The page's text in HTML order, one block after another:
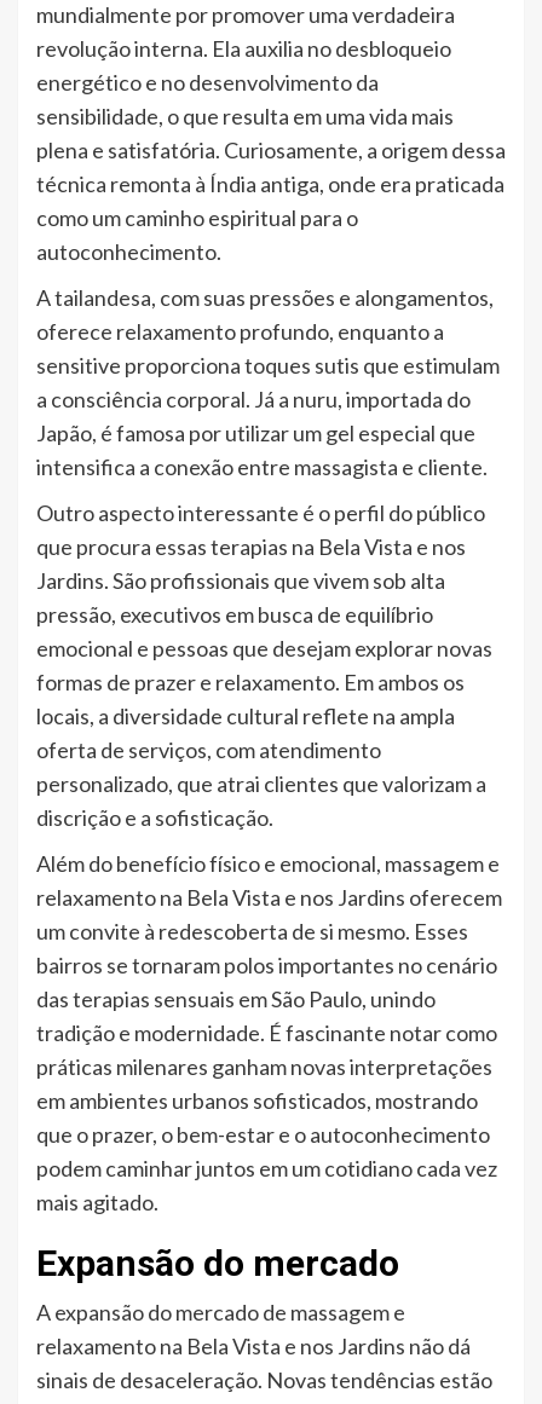
mundialmente por promover uma verdadeira
revolução interna. Ela auxilia no desbloqueio
energético e no desenvolvimento da
sensibilidade, o que resulta em uma vida mais
plena e satisfatória. Curiosamente, a origem dessa
técnica remonta à Índia antiga, onde era praticada
como um caminho espiritual para o
autoconhecimento.
A tailandesa, com suas pressões e alongamentos,
oferece relaxamento profundo, enquanto a
sensitive proporciona toques sutis que estimulam
a consciência corporal. Já a nuru, importada do
Japão, é famosa por utilizar um gel especial que
intensifica a conexão entre massagista e cliente.
Outro aspecto interessante é o perfil do público
que procura essas terapias na Bela Vista e nos
Jardins. São profissionais que vivem sob alta
pressão, executivos em busca de equilíbrio
emocional e pessoas que desejam explorar novas
formas de prazer e relaxamento. Em ambos os
locais, a diversidade cultural reflete na ampla
oferta de serviços, com atendimento
personalizado, que atrai clientes que valorizam a
discrição e a sofisticação.
Além do benefício físico e emocional, massagem e
relaxamento na Bela Vista e nos Jardins oferecem
um convite à redescoberta de si mesmo. Esses
bairros se tornaram polos importantes no cenário
das terapias sensuais em São Paulo, unindo
tradição e modernidade. É fascinante notar como
práticas milenares ganham novas interpretações
em ambientes urbanos sofisticados, mostrando
que o prazer, o bem-estar e o autoconhecimento
podem caminhar juntos em um cotidiano cada vez
mais agitado.
Expansão do mercado
A expansão do mercado de massagem e
relaxamento na Bela Vista e nos Jardins não dá
sinais de desaceleração. Novas tendências estão